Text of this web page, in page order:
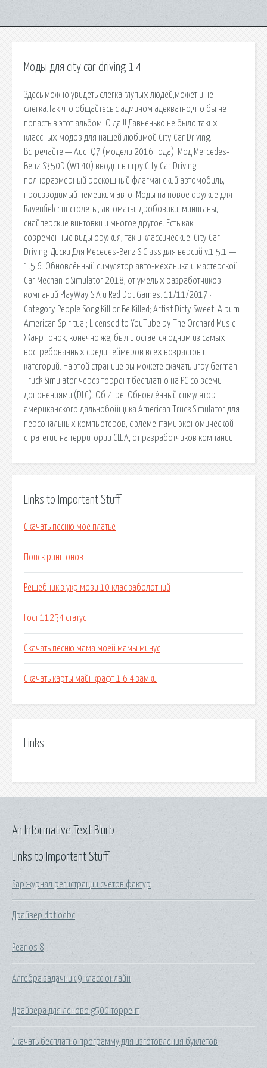
Моды для city car driving 1 4
Здесь можно увидеть слегка глупых людей,может и не
слегка.Так что общайтесь с админом адекватно,что бы не
попасть в этот альбом. О да!!! Давненько не было таких
классных модов для нашей любимой City Car Driving.
Встречайте — Audi Q7 (модели 2016 года). Мод Mercedes-
Benz S350D (W140) вводит в игру City Car Driving
полноразмерный роскошный флагманский автомобиль,
производимый немецким авто. Моды на новое оружие для
Ravenfield: пистолеты, автоматы, дробовики, миниганы,
снайперские винтовки и многое другое. Есть как
современные виды оружия, так и классические. City Car
Driving: Диски Для Mecedes-Benz S Class для версий v.1.5.1 —
1.5.6. Обновлённый симулятор авто-механика и мастерской
Car Mechanic Simulator 2018, от умелых разработчиков
компаний PlayWay S.A и Red Dot Games. 11/11/2017 ·
Category People Song Kill or Be Killed; Artist Dirty Sweet; Album
American Spiritual; Licensed to YouTube by The Orchard Music
Жанр гонок, конечно же, был и остается одним из самых
востребованных среди геймеров всех возрастов и
категорий. На этой странице вы можете скачать игру German
Truck Simulator через торрент бесплатно на PC со всеми
допонениями (DLC). Об Игре: Обновлённый симулятор
американского дальнобойщика American Truck Simulator для
персональных компьютеров, с элементами экономической
стратегии на территории США, от разработчиков компании.
Links to Important Stuff
Скачать песню мое платье
Поиск рингтонов
Решебник з укр мови 10 клас заболотний
Гост 11254 статус
Скачать песню мама моей мамы минус
Скачать карты майнкрафт 1 6 4 замки
Links
Links to Important Stuff
Sap журнал регистрации счетов фактур
Драйвер dbf odbc
Pear os 8
Алгебра задачник 9 класс онлайн
Драйвера для леново g500 торрент
Скачать бесплатно программу для изготовления буклетов
An Informative Text Blurb